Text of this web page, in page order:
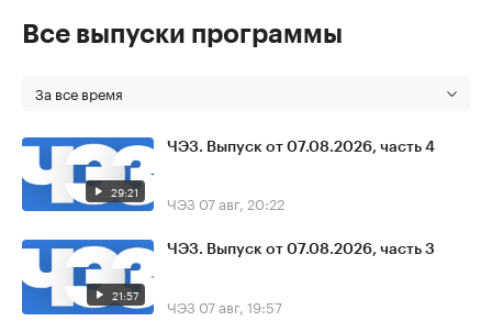
Все выпуски программы
За все время
29:21
ЧЭЗ. Выпуск от 07.08.2026, часть 4
ЧЭЗ 07 авг, 20:22
21:57
ЧЭЗ. Выпуск от 07.08.2026, часть 3
ЧЭЗ 07 авг, 19:57